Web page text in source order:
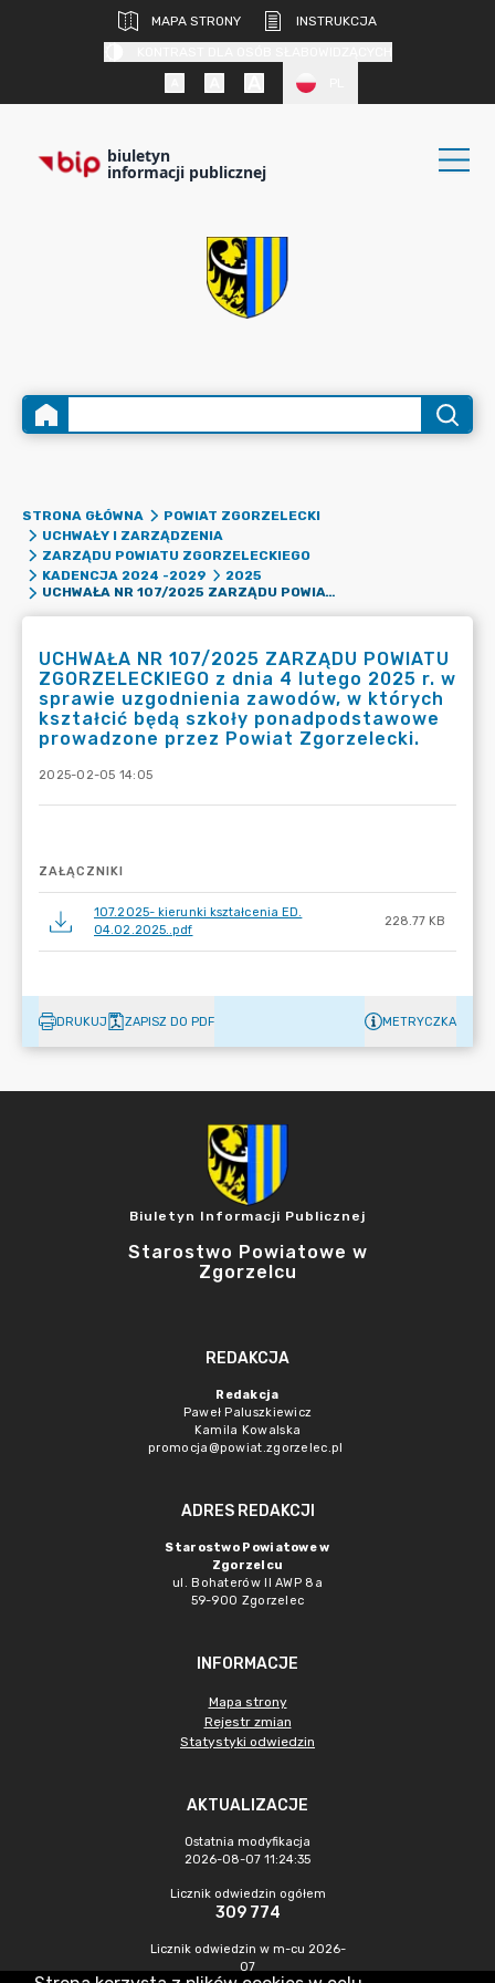
MAPA STRONY
INSTRUKCJA
biuletyn
informacji publicznej
STRONA GŁÓWNA
POWIAT ZGORZELECKI
UCHWAŁY I ZARZĄDZENIA
ZARZĄDU POWIATU ZGORZELECKIEGO
KADENCJA 2024 -2029
2025
UCHWAŁA NR 107/2025 ZARZĄDU POWIATU ZGORZELECKIEGO Z DNIA 4 LUTEGO 2025 R. W SPRAWIE UZGODNIENIA ZAWODÓW, W KTÓRYCH KSZTAŁCIĆ BĘDĄ SZKOŁY PONADPODSTAWOWE PROWADZONE PRZEZ POWIAT ZGORZELECKI.
UCHWAŁA NR 107/2025 ZARZĄDU POWIATU
ZGORZELECKIEGO z dnia 4 lutego 2025 r. w
sprawie uzgodnienia zawodów, w których
kształcić będą szkoły ponadpodstawowe
prowadzone przez Powiat Zgorzelecki.
2025-02-05 14:05
ZAŁĄCZNIKI
107.2025- kierunki kształcenia ED.
04.02.2025..pdf
228.77 KB
DRUKUJ ZAPISZ DO PDF METRYCZKA
Biuletyn Informacji Publicznej
Starostwo Powiatowe w
Zgorzelcu
REDAKCJA
Redakcja
Paweł Paluszkiewicz
Kamila Kowalska
promocja@powiat.zgorzelec.pl
ADRES REDAKCJI
Starostwo Powiatowe w
Zgorzelcu
ul. Bohaterów II AWP 8a
59-900 Zgorzelec
INFORMACJE
Mapa strony
Rejestr zmian
Statystyki odwiedzin
AKTUALIZACJE
Ostatnia modyfikacja
2026-08-07 11:24:35
Licznik odwiedzin ogółem
309 774
Licznik odwiedzin w m-cu 2026-
07